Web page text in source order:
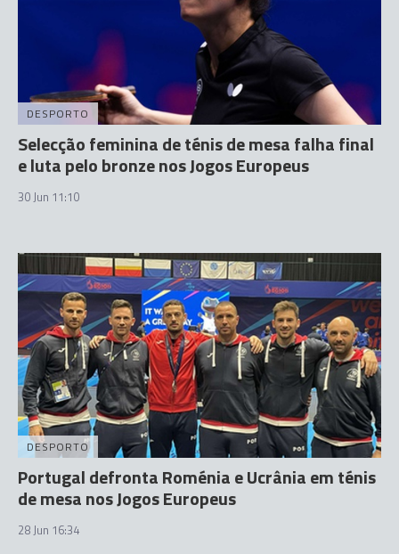
DESPORTO
Selecção feminina de ténis de mesa falha final
e luta pelo bronze nos Jogos Europeus
30 Jun 11:10
DESPORTO
Portugal defronta Roménia e Ucrânia em ténis
de mesa nos Jogos Europeus
28 Jun 16:34